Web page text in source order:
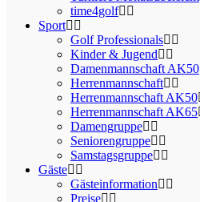
time4golf
Sport
Golf Professionals
Kinder & Jugend
Damenmannschaft AK50
Herrenmannschaft
Herrenmannschaft AK50
Herrenmannschaft AK65
Damengruppe
Seniorengruppe
Samstagsgruppe
Gäste
Gästeinformation
Preise